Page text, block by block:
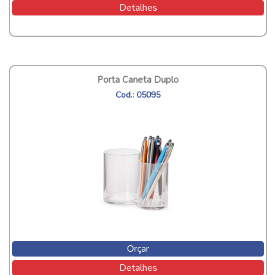
Detalhes
Porta Caneta Duplo
Cod.: 05095
Orçar
Detalhes